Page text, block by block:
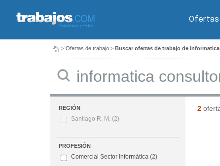
Ofertas
> Ofertas de trabajo > Buscar ofertas de trabajo de
REGIÓN
Santiago R. M. (2)
PROFESIÓN
Comercial Sector Informática (2)
2